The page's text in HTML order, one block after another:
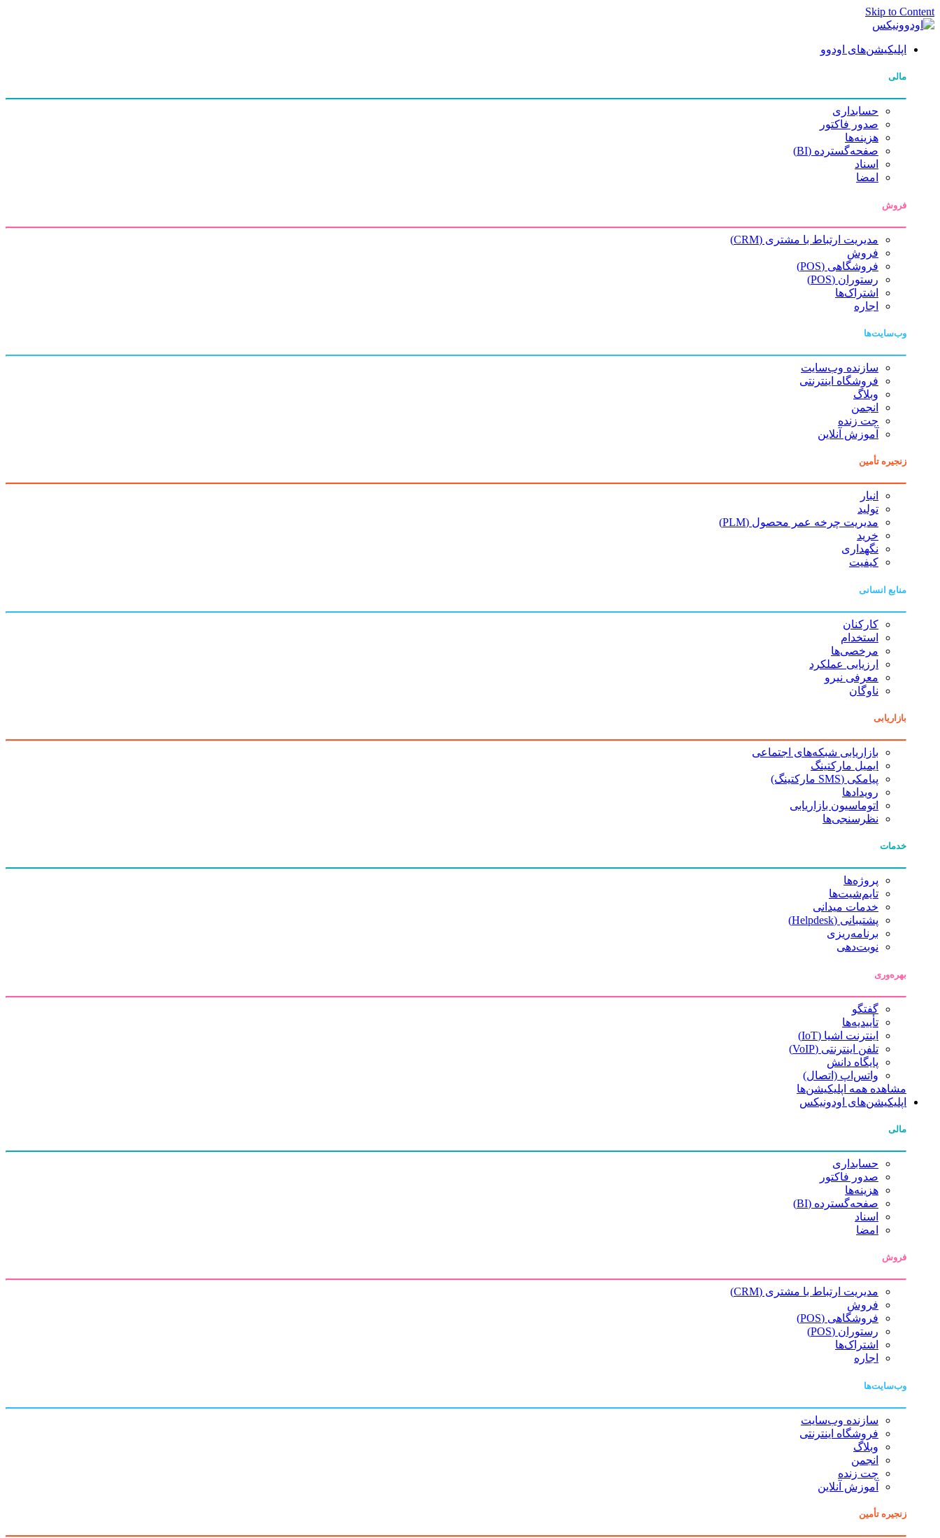
Skip to Content
اپلیکیشن‌های اودوو
مالی
حسابداری
صدور فاکتور
هزینه‌ها
صفحه‌گسترده (BI)
اسناد
امضا
فروش
مدیریت ارتباط با مشتری (CRM)
فروش
فروشگاهی (POS)
رستوران (POS)
اشتراک‌ها
اجاره
وب‌سایت‌ها
سازنده وب‌سایت
فروشگاه اینترنتی
وبلاگ
انجمن
چت زنده
آموزش آنلاین
زنجیره تأمین
انبار
تولید
مدیریت چرخه عمر محصول (PLM)
خرید
نگهداری
کیفیت
منابع انسانی
کارکنان
استخدام
مرخصی‌ها
ارزیابی عملکرد
معرفی نیرو
ناوگان
بازاریابی
بازاریابی شبکه‌های اجتماعی
ایمیل مارکتینگ
پیامکی (SMS مارکتینگ)
رویدادها
اتوماسیون بازاریابی
نظرسنجی‌ها
خدمات
پروژه‌ها
تایم‌شیت‌ها
خدمات میدانی
پشتیبانی (Helpdesk)
برنامه‌ریزی
نوبت‌دهی
بهره‌وری
گفتگو
تأییدیه‌ها
اینترنت اشیا (IoT)
تلفن اینترنتی (VoIP)
پایگاه دانش
واتس‌اپ (اتصال)
مشاهده همه اپلیکیشن‌ها
اپلیکیشن‌های اودونیکس
مالی
حسابداری
صدور فاکتور
هزینه‌ها
صفحه‌گسترده (BI)
اسناد
امضا
فروش
مدیریت ارتباط با مشتری (CRM)
فروش
فروشگاهی (POS)
رستوران (POS)
اشتراک‌ها
اجاره
وب‌سایت‌ها
سازنده وب‌سایت
فروشگاه اینترنتی
وبلاگ
انجمن
چت زنده
آموزش آنلاین
زنجیره تأمین